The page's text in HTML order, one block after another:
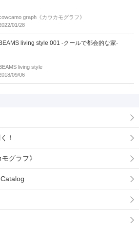
graph《カウカモグラフ》
01/28
living style 001 -クールで都会的な家-
living style
09/06
！
グラフ》